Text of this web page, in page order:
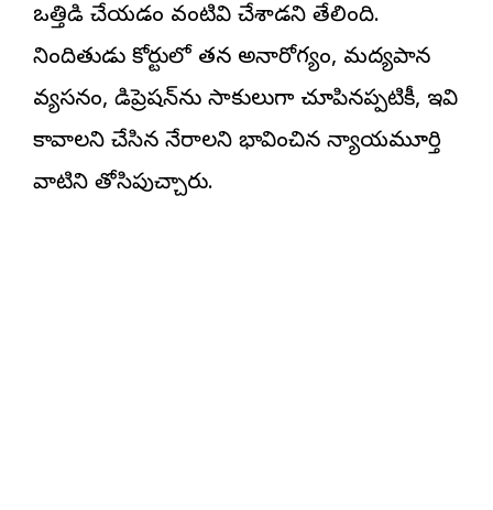
ఒత్తిడి చేయడం వంటివి చేశాడని తేలింది.
నిందితుడు కోర్టులో తన అనారోగ్యం, మద్యపాన
వ్యసనం, డిప్రెషన్‌ను సాకులుగా చూపినప్పటికీ, ఇవి
కావాలని చేసిన నేరాలని భావించిన న్యాయమూర్తి
వాటిని తోసిపుచ్చారు.